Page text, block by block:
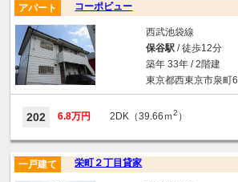
コーポビュー
アパート
西武池袋線
保谷駅/ 徒歩12分
築年 33年 / 2階建
東京都西東京市泉町6
202 6.8万円 2DK（39.66ｍ2 ）
栄町２丁目貸家
一戸建て